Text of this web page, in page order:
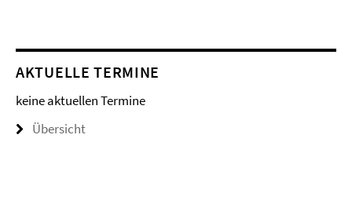
AKTUELLE TERMINE
keine aktuellen Termine
Übersicht